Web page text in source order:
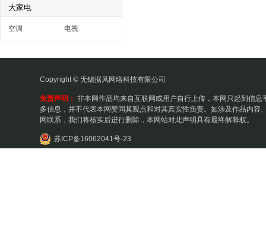
大家电
空调 电视
Copyright © 无锡据风网络科技有限公司
免责声明： 非本网作品均来自互联网或用户自行上传，本网只起到信息
多信息，并不代表本网赞同其观点和对其真实性负责。如涉及作品内容
网联系，我们将核实后进行删除，本网站对此声明具有最终解释权。
苏ICP备16062041号-23